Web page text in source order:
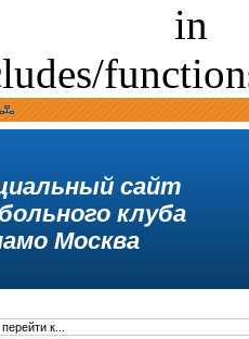
/var/
сайт
клуба
Москва